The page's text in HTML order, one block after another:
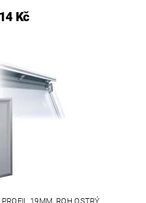
Kč
19MM, ROH OSTRÝ